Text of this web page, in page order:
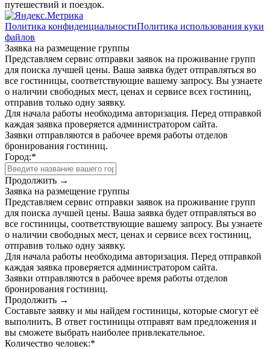
путешествий и поездок.
Политика конфиденциальностиПолитика использования куки
файлов
Заявка на размещение группы
Представляем сервис отправки заявок на проживание групп
для поиска лучшей цены. Ваша заявка будет отправляться во
все гостиницы, соответствующие вашему запросу. Вы узнаете
о наличии свободных мест, ценах и сервисе всех гостиниц,
отправив только одну заявку.
Для начала работы необходима авторизация. Перед отправкой
каждая заявка проверяется администратором сайта.
Заявки отправляются в рабочее время работы отделов
бронирования гостиниц.
Город:*
Продолжить →
Заявка на размещение группы
Представляем сервис отправки заявок на проживание групп
для поиска лучшей цены. Ваша заявка будет отправляться во
все гостиницы, соответствующие вашему запросу. Вы узнаете
о наличии свободных мест, ценах и сервисе всех гостиниц,
отправив только одну заявку.
Для начала работы необходима авторизация. Перед отправкой
каждая заявка проверяется администратором сайта.
Заявки отправляются в рабочее время работы отделов
бронирования гостиниц.
Продолжить →
Составьте заявку и мы найдем гостиницы, которые смогут её
выполнить. В ответ гостиницы отправят вам предложения и
вы сможете выбрать наиболее привлекательное.
Количество человек:*